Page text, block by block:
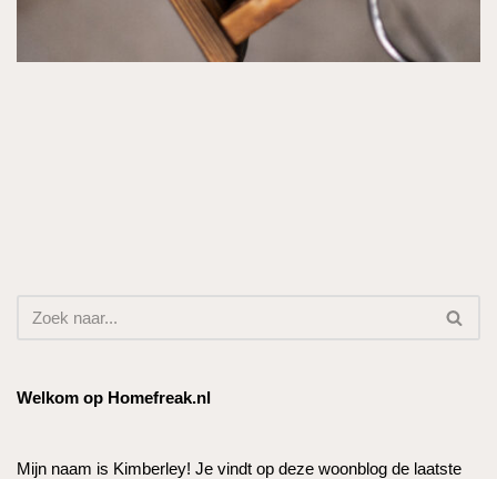
Welkom op Homefreak.nl
Mijn naam is Kimberley! Je vindt op deze woonblog de laatste